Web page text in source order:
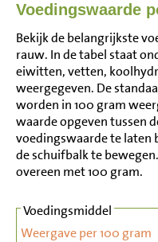
Voedingswaarde
Bekijk de belangrijkste
rauw. In de tabel staat
eiwitten, vetten,
weergegeven. De
worden in 100 gram
waarde opgeven tussen
voedingswaarde te laten
de schuifbalk te
overeen met 100 gram.
Voedingsmiddel
Weergave per 100 gram